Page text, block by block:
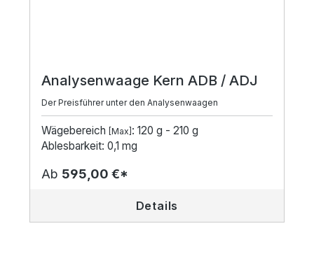
Analysenwaage Kern ADB / ADJ
Der Preisführer unter den Analysenwaagen
Wägebereich [Max] : 120 g - 210 g
Ablesbarkeit: 0,1 mg
Ab 595,00 €*
Details